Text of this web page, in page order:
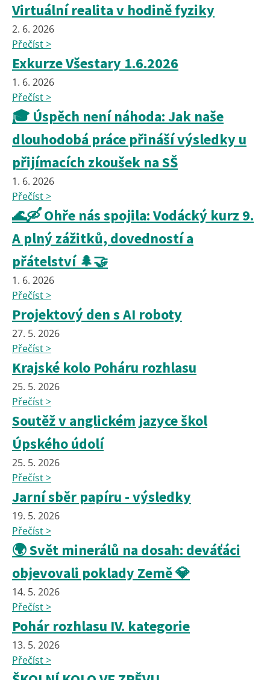
Virtuální realita v hodině fyziky
2. 6. 2026
Přečíst >
Exkurze Všestary 1.6.2026
1. 6. 2026
Přečíst >
🎓 Úspěch není náhoda: Jak naše
dlouhodobá práce přináší výsledky u
přijímacích zkoušek na SŠ
1. 6. 2026
Přečíst >
🌊🛶 Ohře nás spojila: Vodácký kurz 9.
A plný zážitků, dovedností a
přátelství 🌲🤝
1. 6. 2026
Přečíst >
Projektový den s AI roboty
27. 5. 2026
Přečíst >
Krajské kolo Poháru rozhlasu
25. 5. 2026
Přečíst >
Soutěž v anglickém jazyce škol
Úpského údolí
25. 5. 2026
Přečíst >
Jarní sběr papíru - výsledky
19. 5. 2026
Přečíst >
🌍 Svět minerálů na dosah: deváťáci
objevovali poklady Země 💎
14. 5. 2026
Přečíst >
Pohár rozhlasu IV. kategorie
13. 5. 2026
Přečíst >